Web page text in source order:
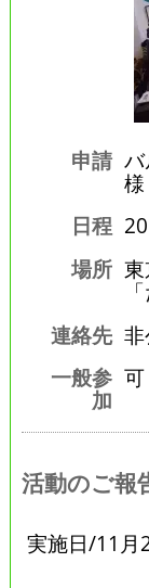
申請
様
日程
場所
連絡先
一般参
加
可
活動のご報
実施日/11月